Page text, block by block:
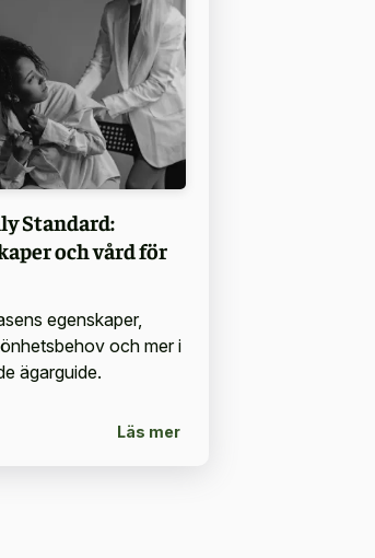
Standard:
och vård för
egenskaper,
och mer i
ägarguide.
Läs mer